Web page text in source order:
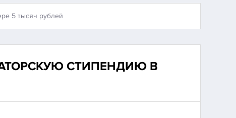
5 тысяч рублей
СТИПЕНДИЮ В